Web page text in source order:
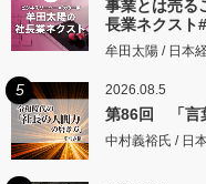
事業とは売る
長業ネクスト
牟田太陽 / 日本
5 2026.08.5
第86回 「言
中村義裕氏 / 日